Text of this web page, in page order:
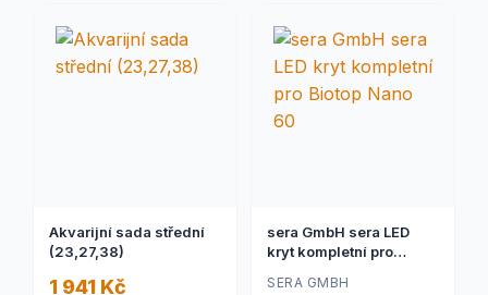
Akvarijní sada střední
(23,27,38)
1 941 Kč
sera GmbH sera LED
kryt kompletní pro
SERA GMBH